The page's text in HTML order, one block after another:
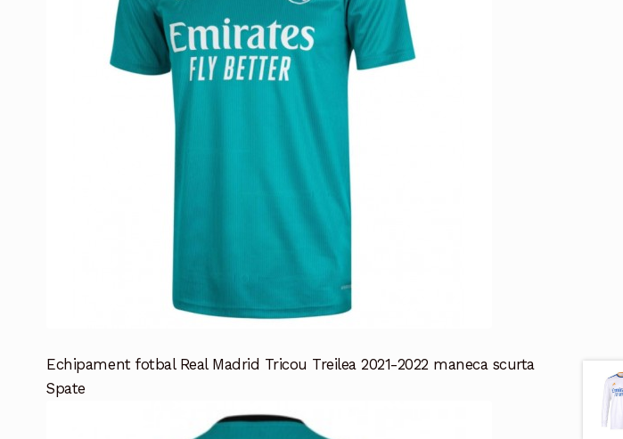
Echipament fotbal Real Madrid Tricou Treilea 2021-2022 maneca scurta
Spate